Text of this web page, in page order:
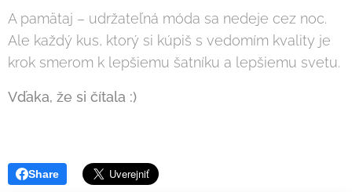
A pamätaj – udržateľná móda sa nedeje cez noc.
Ale každý kus, ktorý si kúpiš s vedomím kvality je
krok smerom k lepšiemu šatníku a lepšiemu svetu.
Vďaka, že si čítala :)
Share